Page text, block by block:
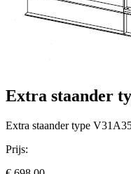
Extra staander
Extra staander type
Prijs: